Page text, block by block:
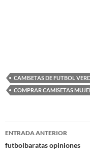
CAMISETAS DE FUTBOL
COMPRAR CAMISETAS
Navegación
de
ENTRADA ANTERIOR
futbolbaratas opiniones